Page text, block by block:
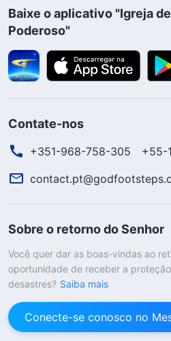
Baixe o aplicativo "Igreja
Poderoso"
Contate-nos
+351-968-758-305
+55-
Sobre o retorno do Senhor
Você quer dar as boas-vindas ao
oportunidade de receber a
desastres? Saiba mais
Conecte-se conosco no